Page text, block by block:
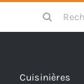
Search
for:
Cuisinières